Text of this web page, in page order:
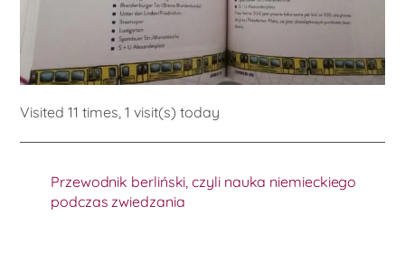
Visited 11 times, 1 visit(s) today
Przewodnik berliński, czyli nauka niemieckiego
podczas zwiedzania